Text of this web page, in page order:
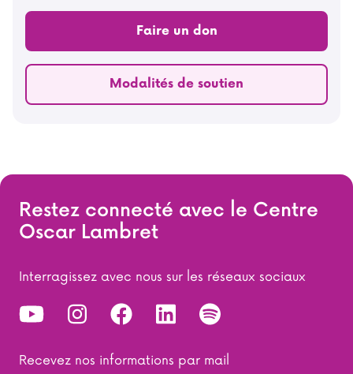
Faire un don
Modalités de soutien
Restez connecté avec le Centre
Oscar Lambret
Interragissez avec nous sur les réseaux sociaux
Recevez nos informations par mail